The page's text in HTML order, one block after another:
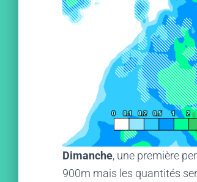
Dimanche, une première
900m mais les quantités